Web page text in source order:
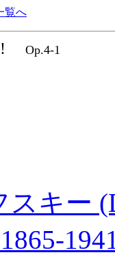
覧へ
Op.4-1
キー